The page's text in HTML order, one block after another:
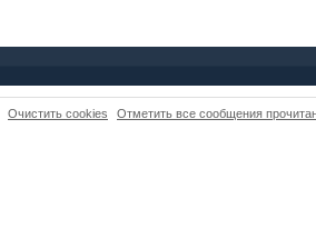
Очистить cookies Отметить все сообщения